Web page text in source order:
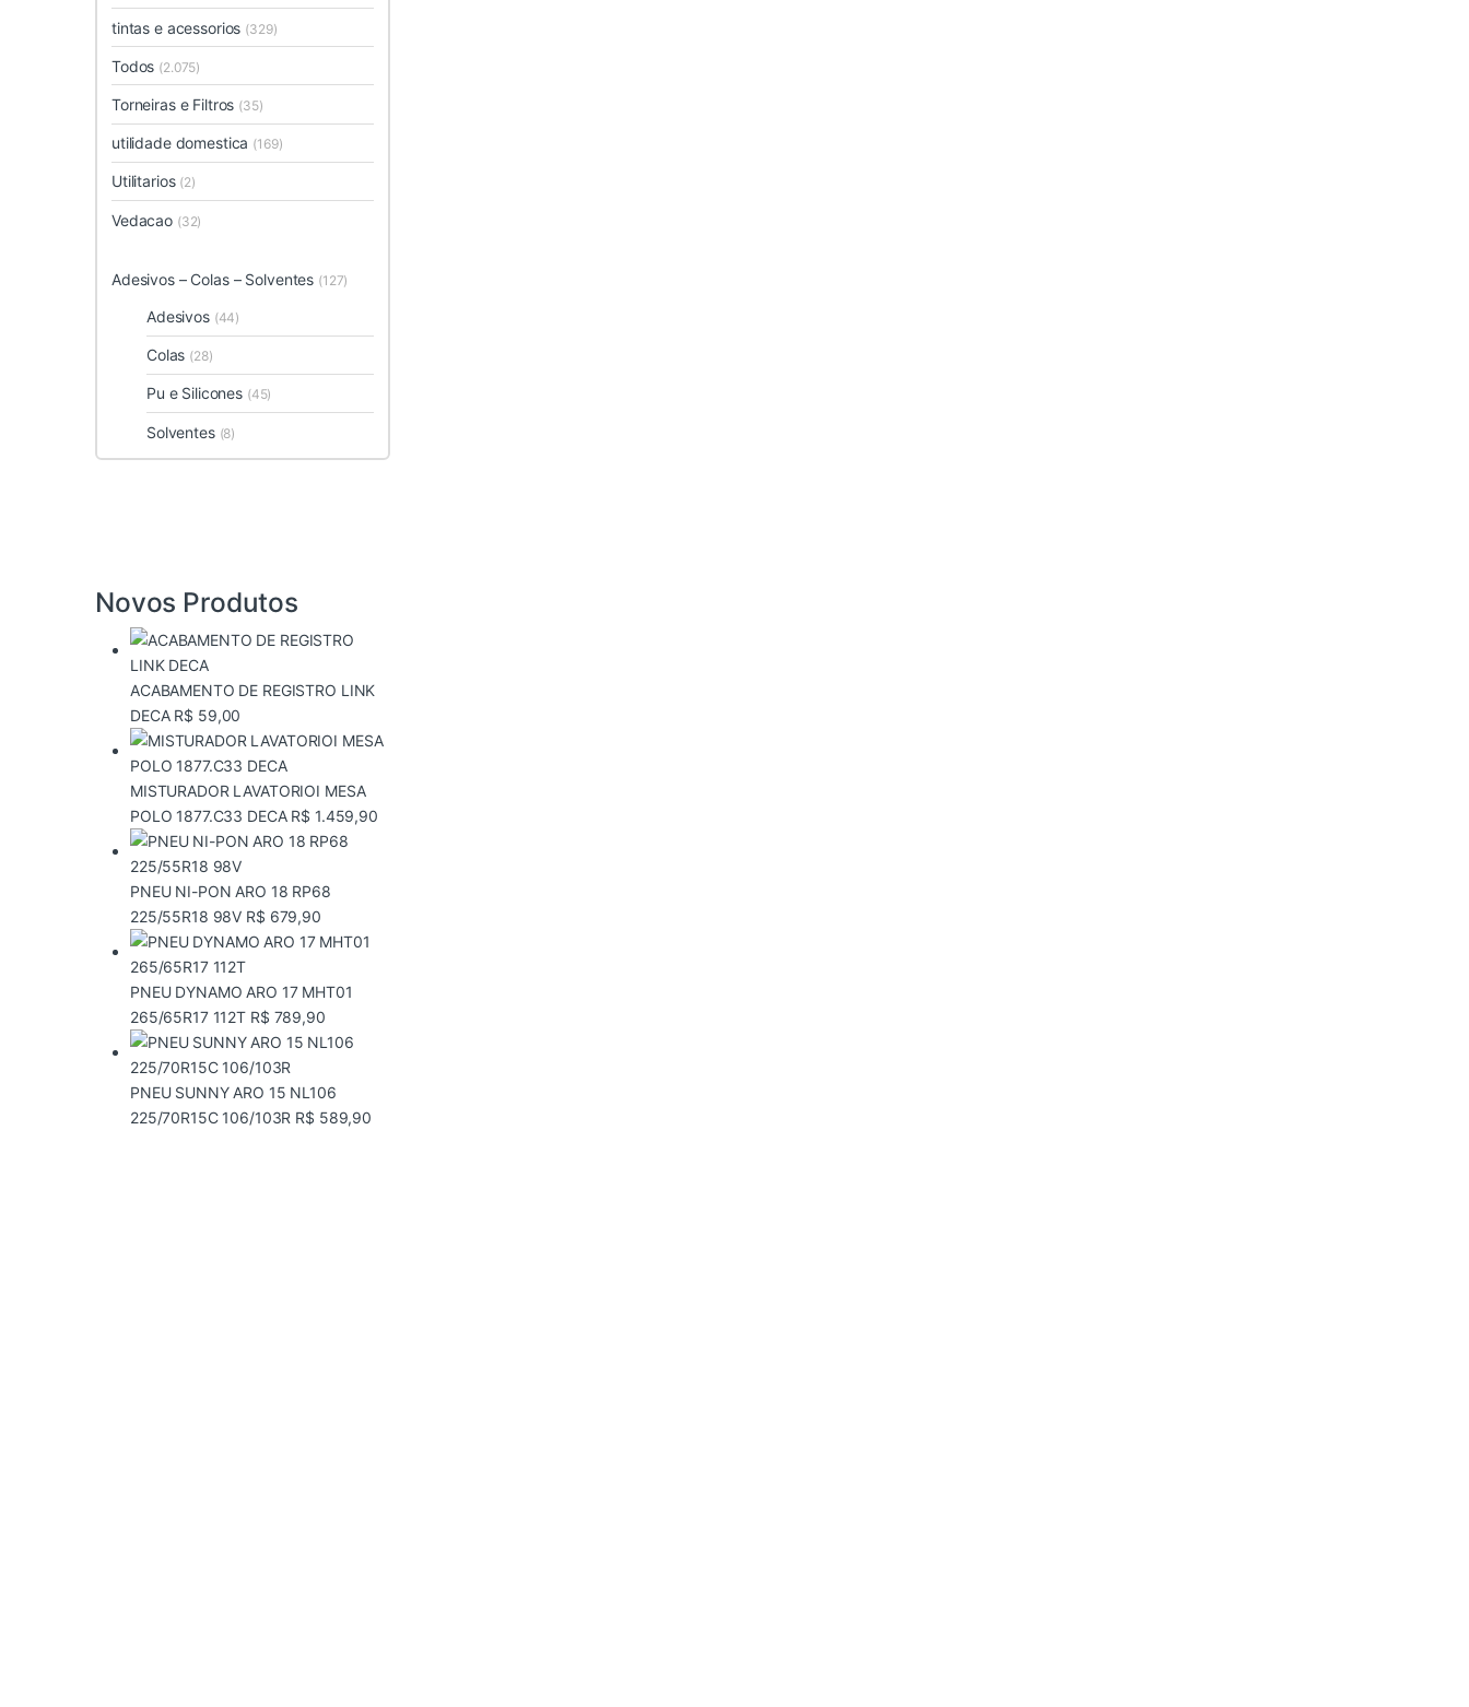
tintas e acessorios (329)
Todos (2.075)
Torneiras e Filtros (35)
utilidade domestica (169)
Utilitarios (2)
Vedacao (32)
Adesivos – Colas – Solventes (127)
Adesivos (44)
Colas (28)
Pu e Silicones (45)
Solventes (8)
Novos Produtos
ACABAMENTO DE REGISTRO LINK
DECA R$ 59,00
MISTURADOR LAVATORIOI MESA
POLO 1877.C33 DECA R$ 1.459,90
PNEU NI-PON ARO 18 RP68
225/55R18 98V R$ 679,90
PNEU DYNAMO ARO 17 MHT01
265/65R17 112T R$ 789,90
PNEU SUNNY ARO 15 NL106
225/70R15C 106/103R R$ 589,90